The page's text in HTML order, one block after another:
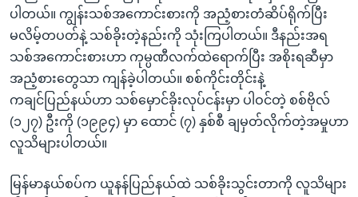
ပါတယ်။ ကျွန်းသစ်အကောင်းစားကို အညံ့စားတံဆိပ်ရိုက်ပြီး
မလိမ့်တပတ်နဲ့ သစ်ခိုးတဲ့နည်းကို သုံးကြပါတယ်။ ဒီနည်းအရ
သစ်အကောင်းစားဟာ ကုမ္ပဏီလက်ထဲရောက်ပြီး အစိုးရဆီမှာ
အညံ့စားတွေသာ ကျန်ခဲ့ပါတယ်။ စစ်ကိုင်းတိုင်းနဲ့
ကချင်ပြည်နယ်ဟာ သစ်မှောင်ခိုးလုပ်ငန်းမှာ ပါဝင်တဲ့ စစ်ဗိုလ်
(၁၂၇) ဦးကို (၁၉၉၄) မှာ ထောင် (၇) နှစ်စီ ချမှတ်လိုက်တဲ့အမှုဟာ
လူသိများပါတယ်။
မြန်မာနယ်စပ်က ယူနန်ပြည်နယ်ထဲ သစ်ခိုးသွင်းတာကို လူသိများ